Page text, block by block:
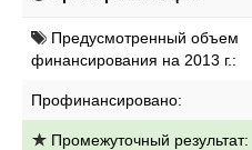
Предусмотренный объем
финансирования на 2013 г.:
Профинансировано:
Промежуточный результат: